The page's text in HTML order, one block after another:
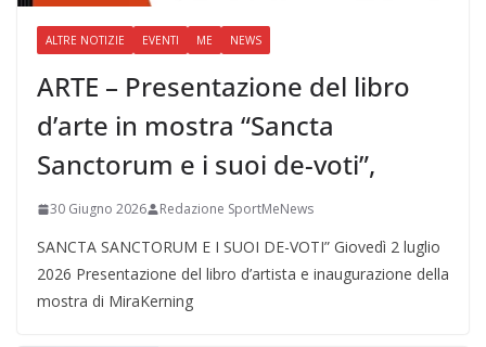
ALTRE NOTIZIE EVENTI ME NEWS
ARTE – Presentazione del libro
d’arte in mostra “Sancta
Sanctorum e i suoi de-voti”,
30 Giugno 2026 Redazione SportMeNews
SANCTA SANCTORUM E I SUOI DE-VOTI” Giovedì 2 luglio
2026 Presentazione del libro d’artista e inaugurazione della
mostra di MiraKerning